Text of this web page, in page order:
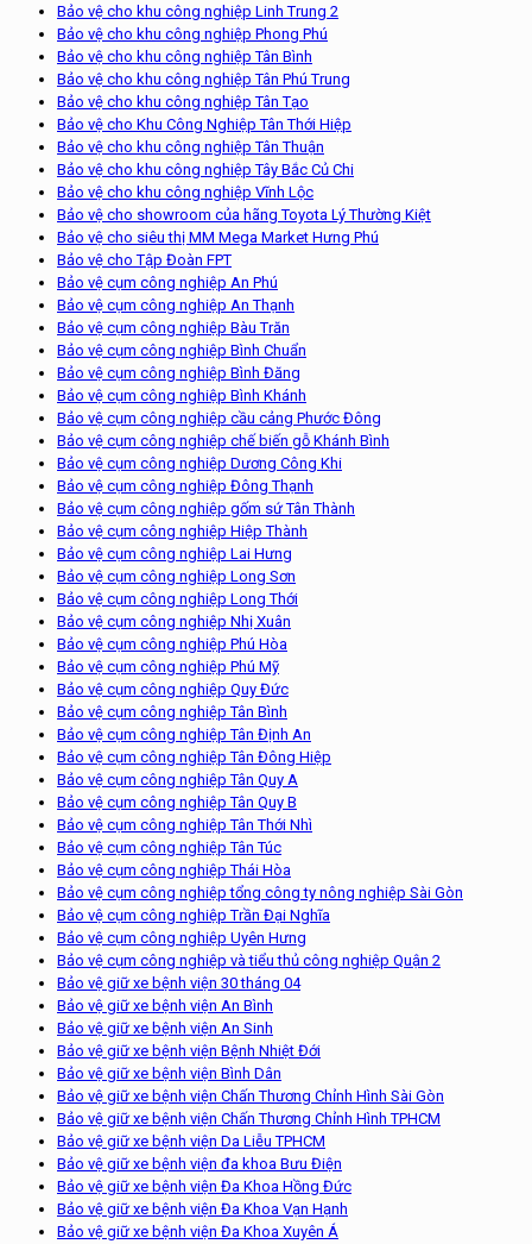
Bảo vệ cho khu công nghiệp Linh Trung 2
Bảo vệ cho khu công nghiệp Phong Phú
Bảo vệ cho khu công nghiệp Tân Bình
Bảo vệ cho khu công nghiệp Tân Phú Trung
Bảo vệ cho khu công nghiệp Tân Tạo
Bảo vệ cho Khu Công Nghiệp Tân Thới Hiệp
Bảo vệ cho khu công nghiệp Tân Thuận
Bảo vệ cho khu công nghiệp Tây Bắc Củ Chi
Bảo vệ cho khu công nghiệp Vĩnh Lộc
Bảo vệ cho showroom của hãng Toyota Lý Thường Kiệt
Bảo vệ cho siêu thị MM Mega Market Hưng Phú
Bảo vệ cho Tập Đoàn FPT
Bảo vệ cụm công nghiệp An Phú
Bảo vệ cụm công nghiệp An Thạnh
Bảo vệ cụm công nghiệp Bàu Trăn
Bảo vệ cụm công nghiệp Bình Chuẩn
Bảo vệ cụm công nghiệp Bình Đăng
Bảo vệ cụm công nghiệp Bình Khánh
Bảo vệ cụm công nghiệp cầu cảng Phước Đông
Bảo vệ cụm công nghiệp chế biến gỗ Khánh Bình
Bảo vệ cụm công nghiệp Dương Công Khi
Bảo vệ cụm công nghiệp Đông Thạnh
Bảo vệ cụm công nghiệp gốm sứ Tân Thành
Bảo vệ cụm công nghiệp Hiệp Thành
Bảo vệ cụm công nghiệp Lai Hưng
Bảo vệ cụm công nghiệp Long Sơn
Bảo vệ cụm công nghiệp Long Thới
Bảo vệ cụm công nghiệp Nhị Xuân
Bảo vệ cụm công nghiệp Phú Hòa
Bảo vệ cụm công nghiệp Phú Mỹ
Bảo vệ cụm công nghiệp Quy Đức
Bảo vệ cụm công nghiệp Tân Bình
Bảo vệ cụm công nghiệp Tân Định An
Bảo vệ cụm công nghiệp Tân Đông Hiệp
Bảo vệ cụm công nghiệp Tân Quy A
Bảo vệ cụm công nghiệp Tân Quy B
Bảo vệ cụm công nghiệp Tân Thới Nhì
Bảo vệ cụm công nghiệp Tân Túc
Bảo vệ cụm công nghiệp Thái Hòa
Bảo vệ cụm công nghiệp tổng công ty nông nghiệp Sài Gòn
Bảo vệ cụm công nghiệp Trần Đại Nghĩa
Bảo vệ cụm công nghiệp Uyên Hưng
Bảo vệ cụm công nghiệp và tiểu thủ công nghiệp Quận 2
Bảo vệ giữ xe bệnh viện 30 tháng 04
Bảo vệ giữ xe bệnh viện An Bình
Bảo vệ giữ xe bệnh viện An Sinh
Bảo vệ giữ xe bệnh viện Bệnh Nhiệt Đới
Bảo vệ giữ xe bệnh viện Bình Dân
Bảo vệ giữ xe bệnh viện Chấn Thương Chỉnh Hình Sài Gòn
Bảo vệ giữ xe bệnh viện Chấn Thương Chỉnh Hình TPHCM
Bảo vệ giữ xe bệnh viện Da Liễu TPHCM
Bảo vệ giữ xe bệnh viện đa khoa Bưu Điện
Bảo vệ giữ xe bệnh viện Đa Khoa Hồng Đức
Bảo vệ giữ xe bệnh viện Đa Khoa Vạn Hạnh
Bảo vệ giữ xe bệnh viện Đa Khoa Xuyên Á